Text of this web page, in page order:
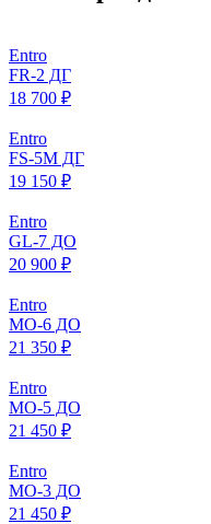
Entro
FR-2 ДГ
18 700 ₽
Entro
FS-5M ДГ
19 150 ₽
Entro
GL-7 ДО
20 900 ₽
Entro
МO-6 ДО
21 350 ₽
Entro
МO-5 ДО
21 450 ₽
Entro
МO-3 ДО
21 450 ₽